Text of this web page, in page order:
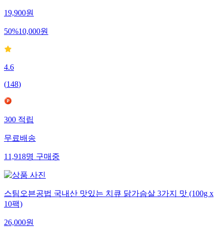
19,900원
50%10,000원
4.6
(148)
300 적립
무료배송
11,918명 구매중
스팀오븐공법 국내산 맛있는 치큐 닭가슴살 3가지 맛 (100g x
10팩)
26,000원